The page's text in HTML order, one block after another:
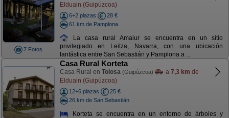
7 Fotos
Elduain (Guipúzcoa)
6+2 plazas
28 €
61 km de Pamplona
La casa rural Amaiur se encuentra en un sitio
privilegiado en Leitza, Navarra, con una ubicación
fantástica entre San Sebastián y Pamplona a ...
Casa Rural Korteta
Casa Rural en Tolosa (Guipúzcoa) a 7,3 km de
Elduain (Guipúzcoa)
12+6 plazas
25 €
26 km de San Sebastián
Korteta se encuentra en un entorno de árboles y